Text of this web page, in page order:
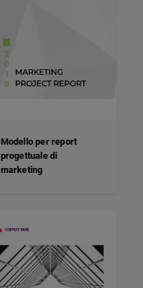
Modello per report
progettuale di
marketing